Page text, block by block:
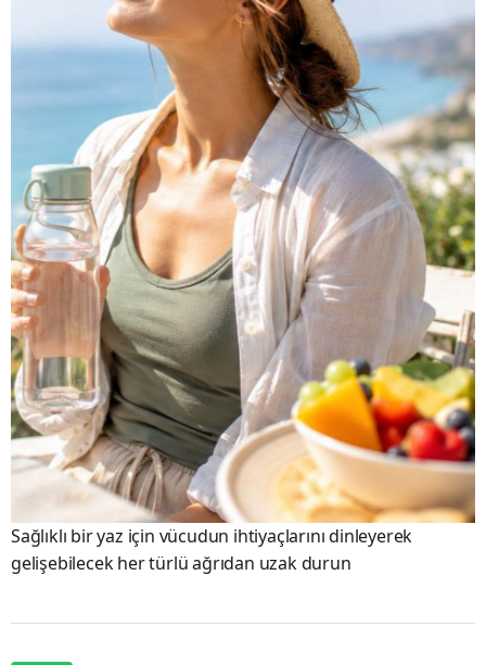
Sağlıklı bir yaz için vücudun ihtiyaçlarını dinleyerek
gelişebilecek her türlü ağrıdan uzak durun